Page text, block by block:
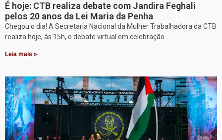
É hoje: CTB realiza debate com Jandira Feghali
pelos 20 anos da Lei Maria da Penha
Chegou o dia! A Secretaria Nacional da Mulher Trabalhadora da CTB
realiza hoje, às 15h, o debate virtual em celebração
Leia mais »